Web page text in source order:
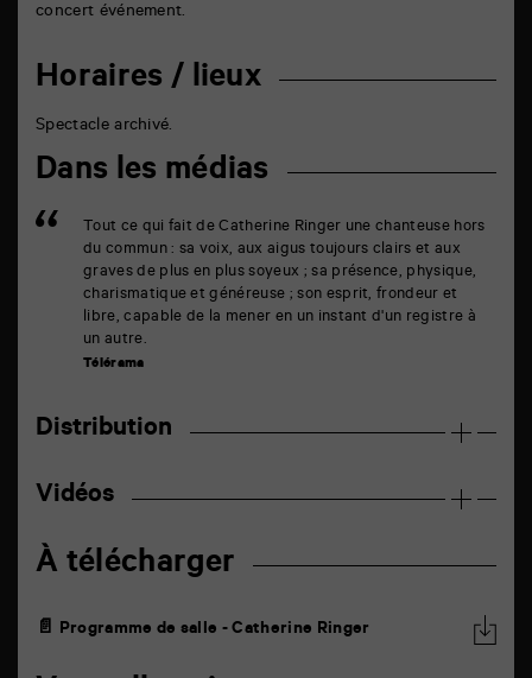
concert événement.
Horaires / lieux
Spectacle archivé.
Dans les médias
Tout ce qui fait de Catherine Ringer une chanteuse hors
du commun : sa voix, aux aigus toujours clairs et aux
graves de plus en plus soyeux ; sa présence, physique,
charismatique et généreuse ; son esprit, frondeur et
libre, capable de la mener en un instant d'un registre à
un autre.
Télérama
Distribution
Vidéos
À télécharger
📄 Programme de salle - Catherine Ringer